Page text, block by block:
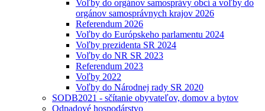
Voľby do orgánov samosprávy obcí a voľby do
orgánov samosprávnych krajov 2026
Referendum 2026
Voľby do Európskeho parlamentu 2024
Voľby prezidenta SR 2024
Voľby do NR SR 2023
Referendum 2023
Voľby 2022
Voľby do Národnej rady SR 2020
SODB2021 - sčítanie obyvateľov, domov a bytov
Odpadové hospodárstvo